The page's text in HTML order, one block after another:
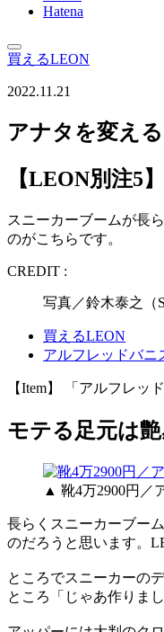
Hatena
買えるLEON
2022.11.21
アナタを変え
【LEON別注5
スニーカーブームが長
のがこちらです。
CREDIT :
写真／鈴木泰之
買えるLEON
アルフレッドバニ
【Item】 「アルフレッ
モテる足元は
▲ 靴4万2900円／
長らくスニーカーブー
のだろうと思います。
ところでスニーカーの
ところ「じゃあ作りま